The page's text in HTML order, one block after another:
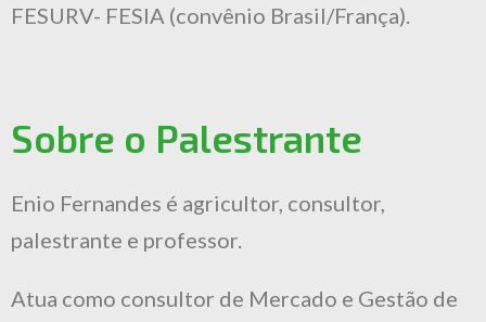
FESURV- FESIA (convênio Brasil/França).
Sobre o Palestrante
Enio Fernandes é agricultor, consultor,
palestrante e professor.
Atua como consultor de Mercado e Gestão de